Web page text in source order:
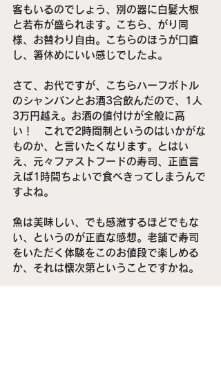
客もいるのでしょう、別の器に白髪大根
と若布が盛られます。こちら、がり同
様、お替わり自由。こちらのほうが口直
し、箸休めにいい感じでしたよ。
さて、お代ですが、こちらハーフボトル
のシャンパンとお酒3合飲んだので、1人
3万円越え。お酒の値付けが全般に高
い！　これで2時間制というのはいかがな
ものか、と言いたくなります。とはい
え、元々ファストフードの寿司、正直言
えば1時間ちょいで食べきってしまうんで
すよね。
魚は美味しい、でも感激するほどでもな
い、というのが正直な感想。老舗で寿司
をいただく体験をこのお値段で楽しめる
か、それは懐次第ということですかね。